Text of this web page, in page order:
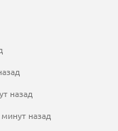
назад
назад